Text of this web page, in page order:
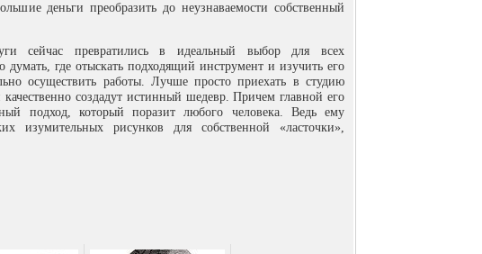
деньги преобразить до неузнаваемости собственный
сейчас превратились в идеальный выбор для всех
где отыскать подходящий инструмент и изучить его
осуществить работы. Лучше просто приехать в студию
создадут истинный шедевр. Причем главной его
подход, который поразит любого человека. Ведь ему
изумительных рисунков для собственной «ласточки»,